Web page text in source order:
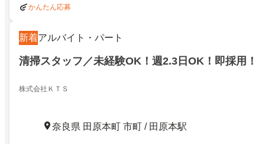
かんたん応募
新着アルバイト・パート
清掃スタッフ／未経験OK！週2.3日OK！即採用！
株式会社ＫＴＳ
奈良県 田原本町 市町 / 田原本駅